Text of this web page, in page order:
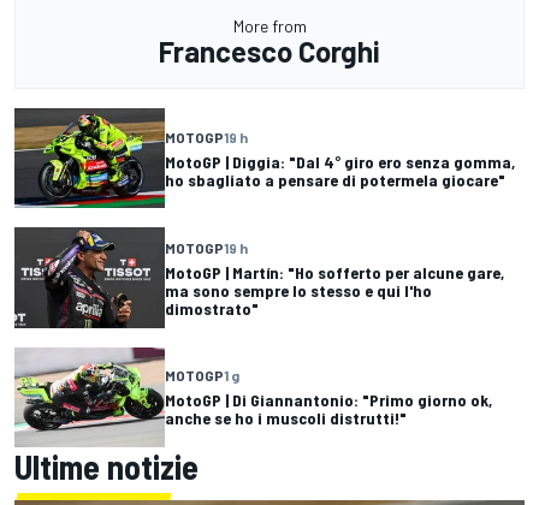
More from
Francesco Corghi
MOTOGP19 h
MotoGP | Diggia: "Dal 4° giro ero senza gomma,
ho sbagliato a pensare di potermela giocare"
MOTOGP19 h
MotoGP | Martín: "Ho sofferto per alcune gare,
ma sono sempre lo stesso e qui l'ho
dimostrato"
MOTOGP1 g
MotoGP | Di Giannantonio: "Primo giorno ok,
anche se ho i muscoli distrutti!"
Ultime notizie